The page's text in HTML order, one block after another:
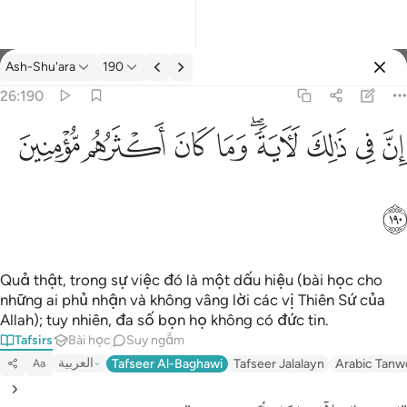
Tafsir: Ash-Shu'ara 26:190
Ash-Shu'ara 190
26:190
ان في ذالك لاية وما كان اكثرهم مومنين ١٩٠
إِنَّ فِى ذَٰلِكَ لَـَٔايَةًۭ ۖ وَمَا كَانَ أَكْثَرُهُم مُّؤْمِنِينَ ١٩٠
ﱳﱴﱵﱶﱷﱸﱹﱺﱻ
ﱼ
Quả thật, trong sự việc đó là một dấu hiệu (bài học cho
những ai phủ nhận và không vâng lời các vị Thiên Sứ của
Allah); tuy nhiên, đa số bọn họ không có đức tin.
Tafsirs Bài học Suy ngẫm
Aa العربية Tafseer Al-Baghawi Tafseer Jalalayn Arabic